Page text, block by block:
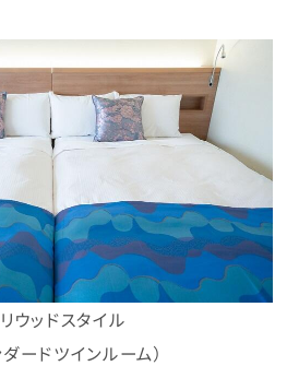
ウッドスタイル
ダードツインルーム）